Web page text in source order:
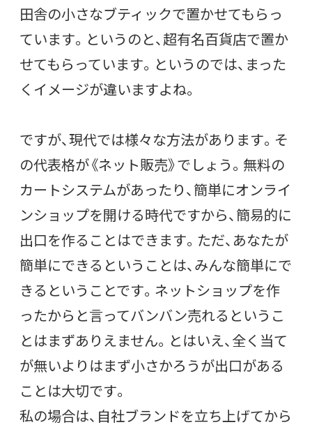
田舎の小さなブティックで置かせてもらっ
ています。というのと、超有名百貨店で置か
せてもらっています。というのでは、まった
くイメージが違いますよね。
ですが、現代では様々な方法があります。そ
の代表格が《ネット販売》でしょう。無料の
カートシステムがあったり、簡単にオンライ
ンショップを開ける時代ですから、簡易的に
出口を作ることはできます。ただ、あなたが
簡単にできるということは、みんな簡単にで
きるということです。ネットショップを作
ったからと言ってバンバン売れるというこ
とはまずありえません。とはいえ、全く当て
が無いよりはまず小さかろうが出口がある
ことは大切です。
私の場合は、自社ブランドを立ち上げてから